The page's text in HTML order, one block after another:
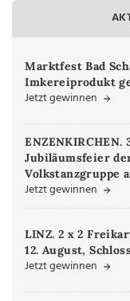
Marktfest Bad
Imkereiprodukt
Jetzt gewinnen
Jubiläumsfeier
Volkstanzgruppe
Jetzt gewinnen
LINZ. 2 x 2
12. August,
Jetzt gewinnen